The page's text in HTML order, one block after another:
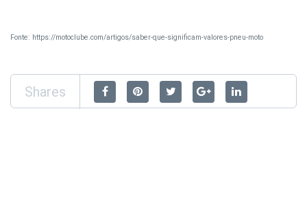
Fonte: https://motoclube.com/artigos/saber-que-significam-valores-pneu-moto
Shares